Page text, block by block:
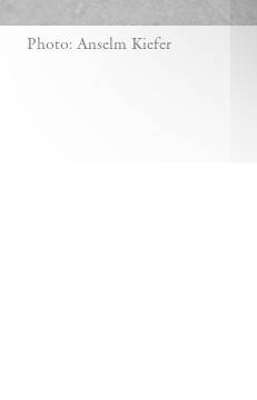
Photo: Anselm Kiefer